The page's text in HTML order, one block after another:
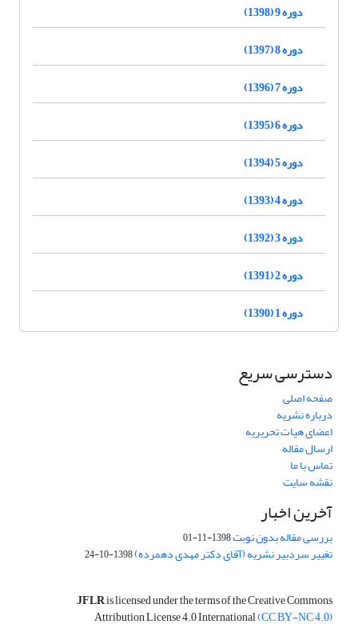
دوره 9 (1398)
دوره 8 (1397)
دوره 7 (1396)
دوره 6 (1395)
دوره 5 (1394)
دوره 4 (1393)
دوره 3 (1392)
دوره 2 (1391)
دوره 1 (1390)
دسترسی سریع
صفحه اصلی
درباره نشریه
اعضای هیات تحریریه
ارسال مقاله
تماس با ما
نقشه سایت
آخرین اخبار
بررسی مقاله بدون نوبت1398-11-01
تغییر سردبیر نشریه (آقای دکتر مهدی دهمرده)1398-10-24
JFLRis licensed under the terms of the Creative Commons
Attribution License 4.0 International(CC BY-NC 4.0)